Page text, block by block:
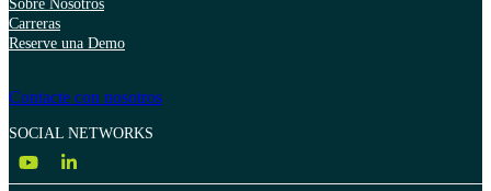
Sobre Nosotros
Carreras
Reserve una Demo
Contacte con nosotros
SOCIAL NETWORKS